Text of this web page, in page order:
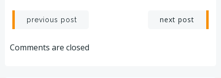
Post
navigation
previous post next post
Comments are closed